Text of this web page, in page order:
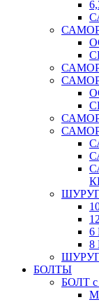
6
8
БОЛТЫ
БОЛТ с
М